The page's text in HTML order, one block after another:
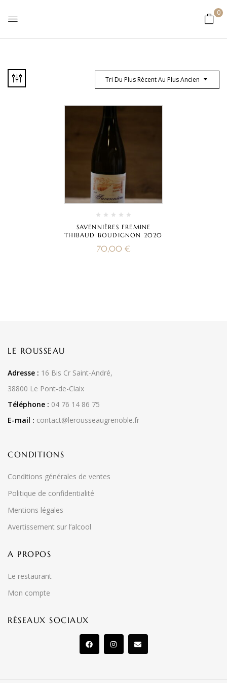
0
Tri Du Plus Récent Au Plus Ancien
SAVENNIÈRES FREMINE
THIBAUD BOUDIGNON 2020
70,00 €
LE ROUSSEAU
Adresse : 16 Bis Cr Saint-André,
38800 Le Pont-de-Claix
Téléphone : 04 76 14 86 75
E-mail : contact@lerousseaugrenoble.fr
CONDITIONS
Conditions générales de ventes
Politique de confidentialité
Mentions légales
Avertissement sur l’alcool
A PROPOS
Le restaurant
Mon compte
RÉSEAUX SOCIAUX